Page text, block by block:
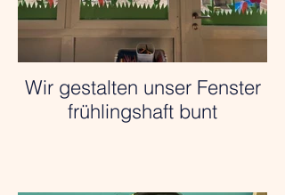
Wir gestalten unser Fenster
frühlingshaft bunt